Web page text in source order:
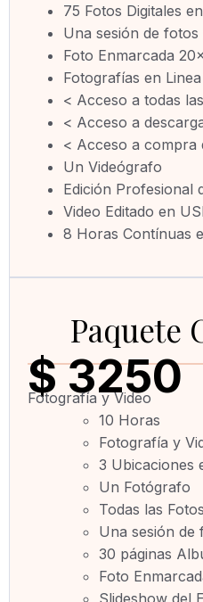
75 Fotos Digitales
Una sesión de
Foto Enmarcada
Fotografías en
< Acceso a todas
< Acceso a
< Acceso a compra
Un Videógrafo
Edición Profesional
Video Editado en
8 Horas Contínuas
Paquete
$ 3250
Fotografía y Video
10 Horas
Fotografía y
3 Ubicaciones
Un Fotógrafo
Todas las
Una sesión de
30 páginas
Foto